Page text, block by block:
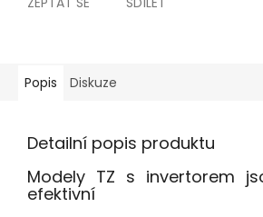
Popis Diskuze
Detailní popis produktu
Modely TZ s invertorem
efektivní